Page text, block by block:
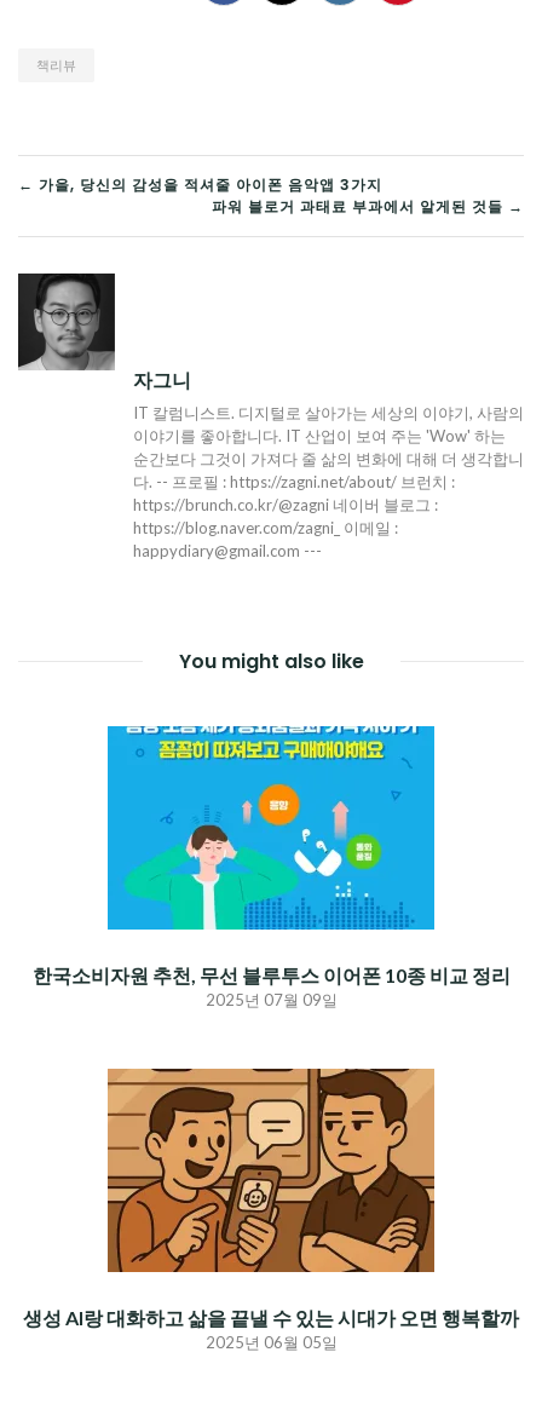
책리뷰
글
탐
색
← 가을, 당신의 감성을 적셔줄 아이폰 음악앱 3가지
파워 블로거 과태료 부과에서 알게된 것들 →
자그니
IT 칼럼니스트. 디지털로 살아가는 세상의 이야기, 사람의
이야기를 좋아합니다. IT 산업이 보여 주는 'Wow' 하는
순간보다 그것이 가져다 줄 삶의 변화에 대해 더 생각합니
다. -- 프로필 : https://zagni.net/about/ 브런치 :
https://brunch.co.kr/@zagni 네이버 블로그 :
https://blog.naver.com/zagni_ 이메일 :
happydiary@gmail.com ---
You might also like
한국소비자원 추천, 무선 블루투스 이어폰 10종 비교 정리
2025년 07월 09일
생성 AI랑 대화하고 삶을 끝낼 수 있는 시대가 오면 행복할까
2025년 06월 05일